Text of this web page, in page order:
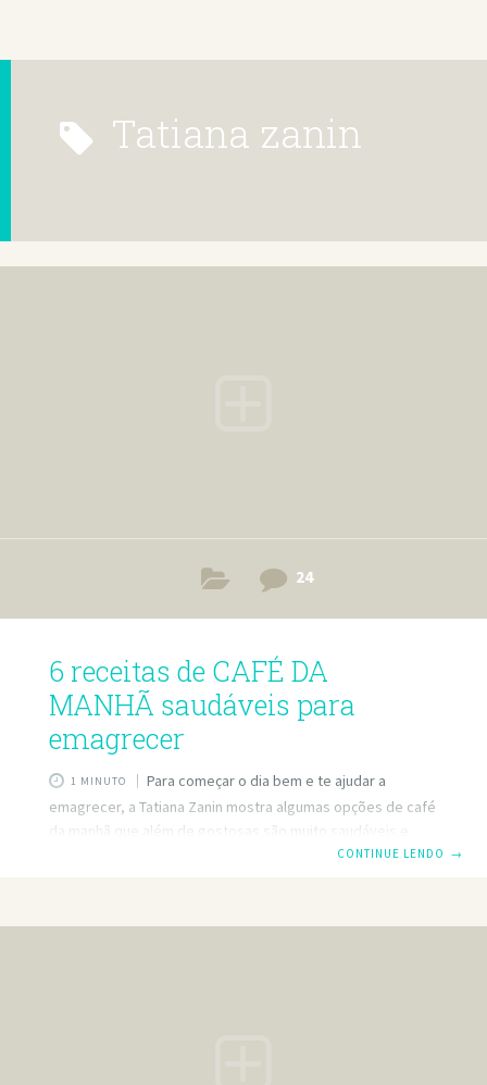
tatiana zanin
24
6 receitas de CAFÉ DA
MANHÃ saudáveis para
emagrecer
1 MINUTO
Para começar o dia bem e te ajudar a
emagrecer, a Tatiana Zanin mostra algumas opções de café
da manhã que além de gostosas são muito saudáveis e
combinam com a sua reeducação alimentar. São
café da manhã, dá pra fazer um café da manhã saudável e
CONTINUE LENDO →